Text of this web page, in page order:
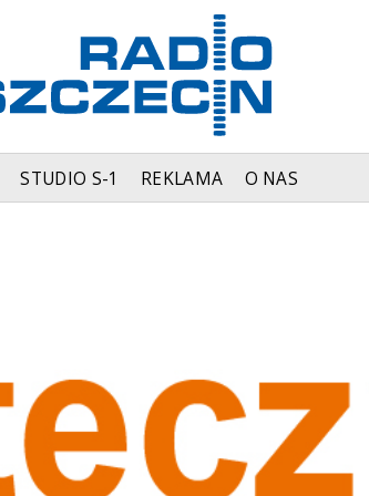
STUDIO S-1 REKLAMA O NAS